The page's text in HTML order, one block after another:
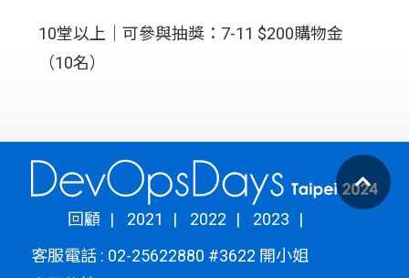
10堂以上｜可參與抽獎：7-11 $200購物金
（10名）
回顧 2021 2022
2023
客服電話 : 02-25622880 #3622 開小姐